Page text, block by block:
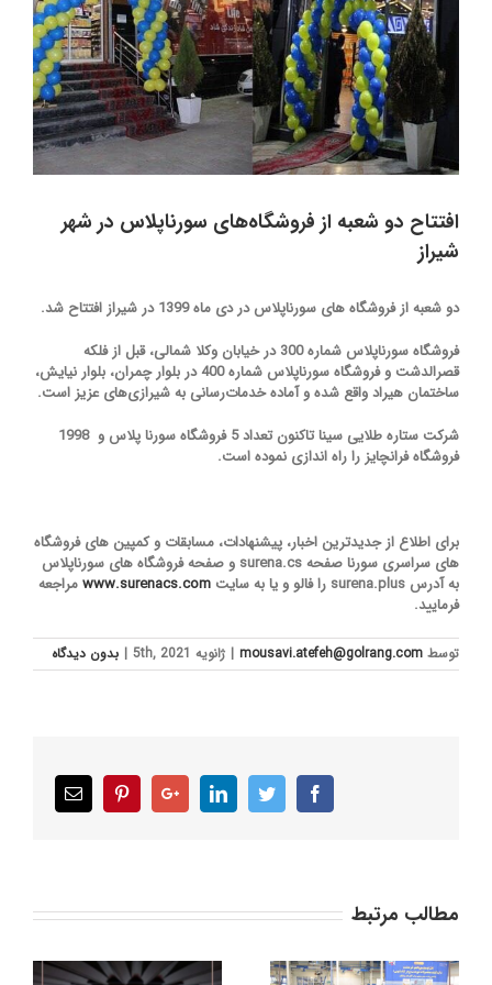
افتتاح دو شعبه از فروشگاه‌های سورناپلاس در شهر
شیراز
دو شعبه از فروشگاه های سورناپلاس در دی ماه 1399 در شیراز افتتاح شد.
فروشگاه سورناپلاس شماره 300 در خیابان وکلا شمالی، قبل از فلکه
قصرالدشت و فروشگاه سورناپلاس شماره 400 در بلوار چمران، بلوار نیایش،
ساختمان هیراد واقع شده و آماده خدمات‌رسانی به شیرازی‌های عزیز است.
شرکت ستاره طلایی سینا تاکنون تعداد 5 فروشگاه سورنا پلاس و 1998
فروشگاه فرانچایز را راه اندازی نموده است.
برای اطلاع از جدیدترین اخبار، پیشنهادات، مسابقات و کمپین های فروشگاه
های سراسری سورنا صفحه surena.cs و صفحه فروشگاه های سورناپلاس
به آدرس surena.plus را فالو و یا به سایت
www.surenacs.comمراجعه
فرمایید.
توسط mousavi.atefeh@golrang.com
| ژانویه 5th, 2021 | بدون ديدگاه
Facebook
Twitter
LinkedIn
Google+
Pinterest
Email
مطالب مرتبط